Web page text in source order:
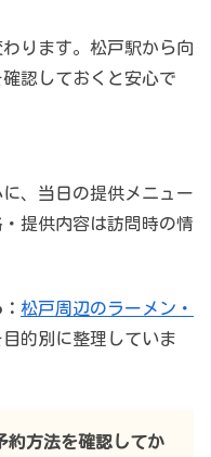
ります。松戸駅から向
認しておくと安心で
、当日の提供メニュー
提供内容は訪問時の情
松戸周辺のラーメン・
的別に整理していま
約方法を確認してか